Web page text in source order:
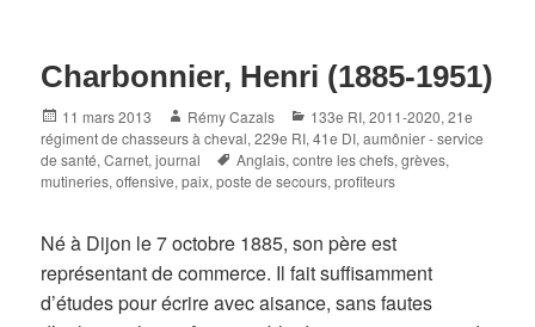
Charbonnier, Henri (1885-1951)
Posted
on
11 mars 2013 Author
Rémy Cazals Categories
133e RI,2011-2020,21e
régiment de chasseurs à cheval,229e RI,41e DI,aumônier - service
de santé,Carnet, journal Tags
Anglais,contre les chefs,grèves,
mutineries,offensive,paix,poste de secours,profiteurs
Né à Dijon le 7 octobre 1885, son père est
représentant de commerce. Il fait suffisamment
d’études pour écrire avec aisance, sans fautes